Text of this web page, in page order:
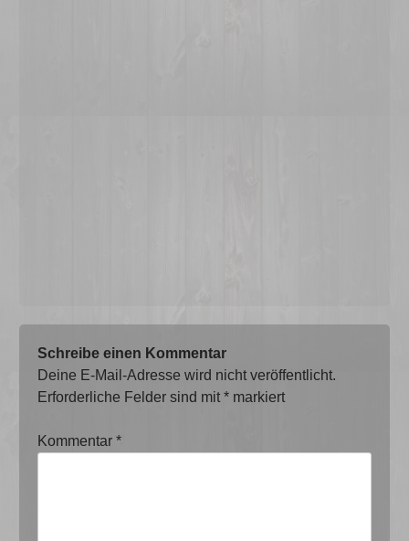
Schreibe einen Kommentar
Deine E-Mail-Adresse wird nicht veröffentlicht.
Erforderliche Felder sind mit* markiert
Kommentar*